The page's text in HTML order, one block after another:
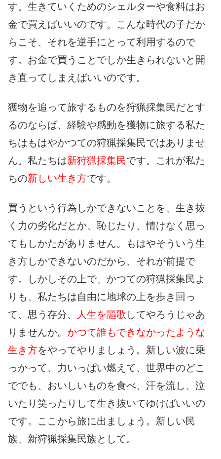
す。生きていくためのシェルターや食料はお
金で買えばいいのです。こんな時代の子だか
らこそ、それを逆手にとって利用するので
す。お金で買うことでしか生きられないと開
き直ってしまえばいいのです。
獲物を追って旅するものを狩猟採集民だとす
るのならば、経験や感動を獲物に旅する私た
ちはもはやかつての狩猟採集民ではありませ
ん。私たちは新狩猟採集民です。これが私た
ちの新しい生き方です。
買うという行為しかできないことを、生き抜
く力の劣化だとか、恥じたり、情けなく思っ
てもしかたがありません。もはやそういう生
き方しかできないのだから、それが前提で
す。しかしその上で、かつての狩猟採集民よ
りも、私たちは自由に地球の上を歩き回っ
て、思う存分、
人生を謳歌 してやろうじゃあ
りませんか。 かつて誰もできなかったような
生き方をやってやりましょう。新しい波に乗
っかって、力いっぱい燃えて、世界中のどこ
ででも、おいしいものを食べ、汗を流し、泣
いたり笑ったりして生き抜いてゆけばいいの
です。ここから旅に出ましょう。新しい民
族、新狩猟採集民族として。